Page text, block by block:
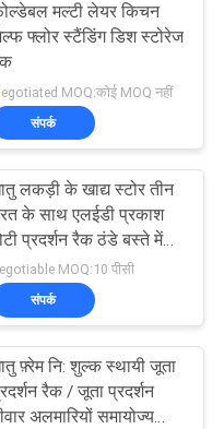
32
मल्टी लेयर किचन
फ्लोर स्टैंडिंग डिश स्टोरेज
MOQ:कोई MOQ नहीं
संपर्क
लकड़ी के खाद्य स्टोर तीन
के साथ एलईडी प्रकाश
प्रदर्शन रैक ठंडे बस्ते में
MOQ:10 पीसी
संपर्क
फ़्रेम नि: शुल्क स्थायी जूता
रैक / जूता प्रदर्शन
अलमारियों समायोज्य